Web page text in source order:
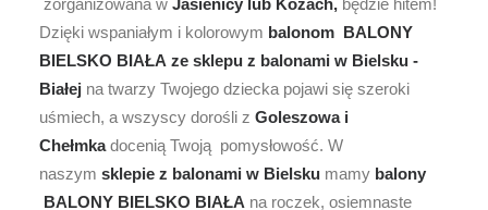
zorganizowana w Jasienicy lub Kozach, będzie hitem!
Dzięki wspaniałym i kolorowym balonom BALONY
BIELSKO BIAŁA ze sklepu z balonami w Bielsku -
Białej na twarzy Twojego dziecka pojawi się szeroki
uśmiech, a wszyscy dorośli z Goleszowa i
Chełmkadocenią Twoją pomysłowość. W
naszym sklepie z balonami w Bielsku mamy balony
BALONY BIELSKO BIAŁA na roczek, osiemnaste